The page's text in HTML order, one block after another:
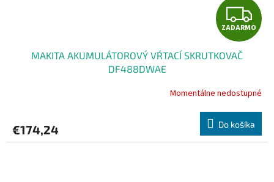
Z
A
A
R
M
ZADARMO
MAKITA AKUMULÁTOROVÝ VŔTACÍ SKRUTKOVAČ
DF488DWAE
Momentálne nedostupné
€174,24 Do košíka